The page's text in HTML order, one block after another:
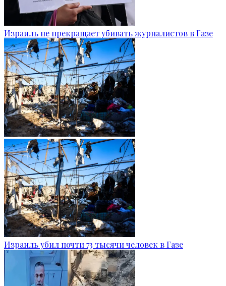
Израиль не прекращает убивать журналистов в Газе
Израиль убил почти 73 тысячи человек в Газе